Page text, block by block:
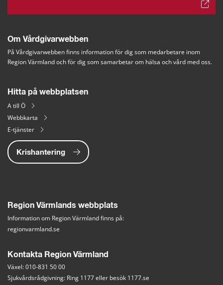
Om Vårdgivarwebben
På Vårdgivarwebben finns information för dig som medarbetare inom
Region Värmland och för dig som samarbetar om hälsa och vård med oss.
Hitta på webbplatsen
A till Ö
Webbkarta
E-tjänster
Krishantering
Region Värmlands webbplats
Information om Region Värmland finns på:
regionvarmland.se
Kontakta Region Värmland
Växel: 010-831 50 00
Sjukvårdsrådgivning: Ring 1177 eller besök 1177.se